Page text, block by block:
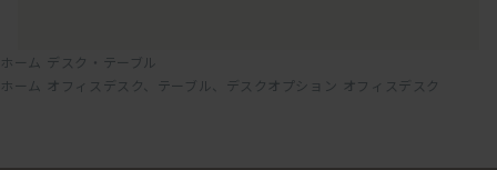
ホーム デスク・テーブル
ホーム
オフィスデスク、テーブル、デスクオプション オフィスデスク